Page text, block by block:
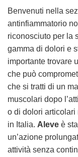
Benvenuti nella
antinfiammatorio
riconosciuto per la
gamma di dolori e
importante trovare
che può
che si tratti di un
muscolari dopo
o di dolori
in Italia. Aleve è
un’azione
attività senza